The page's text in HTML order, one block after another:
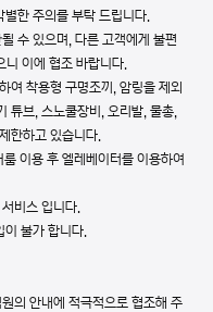
한 주의를 부탁 드립니다.
수 있으며, 다른 고객에게 불편
니 이에 협조 바랍니다.
여 착용형 구명조끼, 암링을 제외
튜브, 스노쿨장비, 오리발, 물총,
한하고 있습니다.
이용 후 엘레베이터를 이용하여
비스 입니다.
불가 합니다.
의 안내에 적극적으로 협조해 주